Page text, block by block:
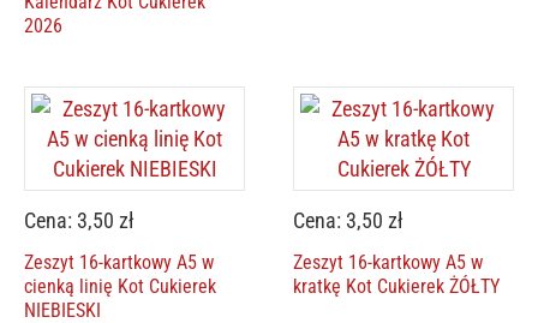
2026
Cena: 3,50 zł
Zeszyt 16-kartkowy A5 w
cienką linię Kot Cukierek
NIEBIESKI
Cena: 3,50 zł
Zeszyt 16-kartkowy A5 w
kratkę Kot Cukierek ŻÓŁTY